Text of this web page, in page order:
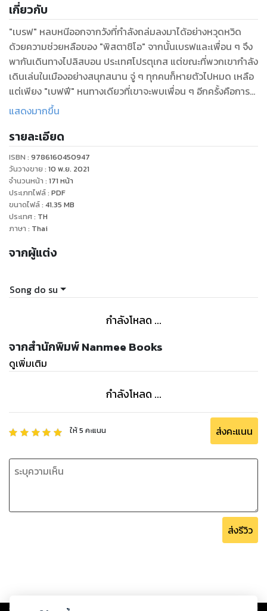
เกี่ยวกับ
"เบรฟ" หลบหนีออกจากวังที่กำลังถล่มลงมาได้อย่างหวุดหวิด
ด้วยความช่วยหลือของ "พิสตาชิโอ" จากนั้นเบรฟและเพื่อน ๆ จึง
พากันเดินทางไปลิสบอน ประเทศโปรตุเกส แต่ขณะที่พวกเขากำลัง
เดินเล่นในเมืองอย่างสนุกสนาน จู่ ๆ ทุกคนก็หายตัวไปหมด เหลือ
แต่เพียง "เบฟฟี" หนทางเดียวที่เขาจะพบเพื่อน ๆ อีกครั้งคือการ
เดินทางไปยังดาร์กคิงดอม!
แสดงมากขึ้น
รายละเอียด
ISBN : 9786160450947
วันวางขาย : 10 พ.ย. 2021
จำนวนหน้า : 171 หน้า
ประเภทไฟล์: PDF
ขนาดไฟล์: 41.35 MB
ประเทศ: TH
ภาษา : Thai
จากผู้แต่ง
Song do su
กำลังโหลด ...
จากสำนักพิมพ์ Nanmee Books
ดูเพิ่มเติม
กำลังโหลด ...
ให้5 คะแนน ส่งคะแนน
ส่งรีวิว
Copyright © 2026